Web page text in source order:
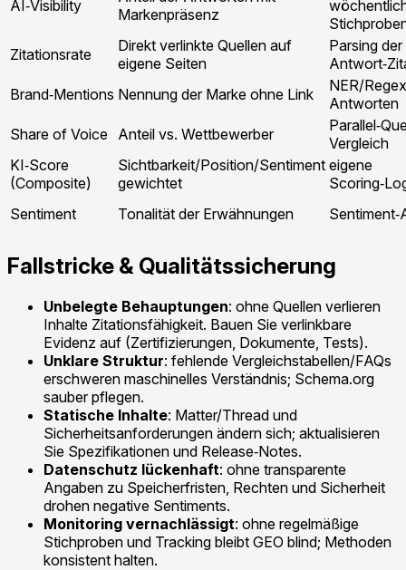
AI‑Visibility
Markenpräsenz
Zitationsrate
Direkt verlinkte Quellen auf
eigene Seiten
Parsing der
Brand‑Mentions Nennung der Marke ohne Link
NER/
Antworten
Share of Voice Anteil vs. Wettbewerber
Vergleich
KI‑Score
(Composite)
Sichtbarkeit/Position/Sentiment
gewichtet
eigene
Sentiment
Tonalität der Erwähnungen
Fallstricke & Qualitätssicherung
Unbelegte Behauptungen: ohne Quellen verlieren
Inhalte Zitationsfähigkeit. Bauen Sie verlinkbare
Evidenz auf (Zertifizierungen, Dokumente, Tests).
Unklare Struktur: fehlende Vergleichstabellen/FAQs
erschweren maschinelles Verständnis; Schema.org
sauber pflegen.
Statische Inhalte: Matter/Thread und
Sicherheitsanforderungen ändern sich; aktualisieren
Sie Spezifikationen und Release‑Notes.
Datenschutz lückenhaft: ohne transparente
Angaben zu Speicherfristen, Rechten und Sicherheit
drohen negative Sentiments.
Monitoring vernachlässigt: ohne regelmäßige
Stichproben und Tracking bleibt GEO blind; Methoden
konsistent halten.